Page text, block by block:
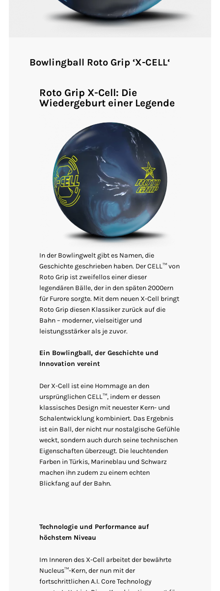
Bowlingball Roto Grip ‘X-CELL‘
Roto Grip X-Cell: Die
Wiedergeburt einer Legende
In der Bowlingwelt gibt es Namen, die
Geschichte geschrieben haben. Der CELL™ von
Roto Grip ist zweifellos einer dieser
legendären Bälle, der in den späten 2000ern
für Furore sorgte. Mit dem neuen X-Cell bringt
Roto Grip diesen Klassiker zurück auf die
Bahn – moderner, vielseitiger und
leistungsstärker als je zuvor.
Ein Bowlingball, der Geschichte und
Innovation vereint
Der X-Cell ist eine Hommage an den
ursprünglichen CELL™, indem er dessen
klassisches Design mit neuester Kern- und
Schalentwicklung kombiniert. Das Ergebnis
ist ein Ball, der nicht nur nostalgische Gefühle
weckt, sondern auch durch seine technischen
Eigenschaften überzeugt. Die leuchtenden
Farben in Türkis, Marineblau und Schwarz
machen ihn zudem zu einem echten
Blickfang auf der Bahn.
Technologie und Performance auf
höchstem Niveau
Im Inneren des X-Cell arbeitet der bewährte
Nucleus™-Kern, der nun mit der
fortschrittlichen A.I. Core Technology